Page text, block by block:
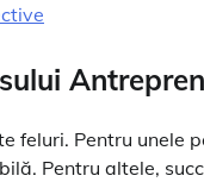
feluri. Pentru unele
Pentru altele,